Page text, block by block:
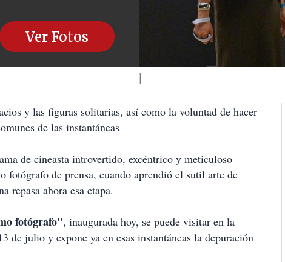
Ver Fotos
y las figuras solitarias, así como la voluntad de hacer
de las instantáneas
de cineasta introvertido, excéntrico y meticuloso
fotógrafo de prensa, cuando aprendió el sutil arte de
repasa ahora esa etapa.
fotógrafo", inaugurada hoy, se puede visitar en la
de julio y expone ya en esas instantáneas la depuración